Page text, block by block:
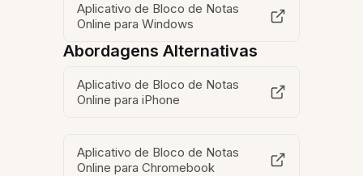
Aplicativo de Bloco de Notas
Online para Windows
Abordagens Alternativas
Aplicativo de Bloco de Notas
Online para iPhone
Aplicativo de Bloco de Notas
Online para Chromebook